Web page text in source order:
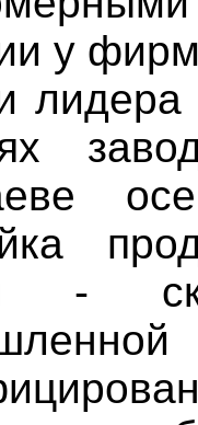
у
лидера
-